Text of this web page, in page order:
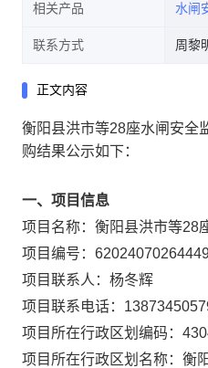
相关产品 水闸
联系方式 周黎
正文内容
衡阳县洪市等28座水闸安全
购结果公示如下：
一、项目信息
项目名称： 衡阳县洪市等28
项目编号：
项目联系人： 杨冬辉
项目联系电话：
项目所在行政区划编码：
项目所在行政区划名称： 衡